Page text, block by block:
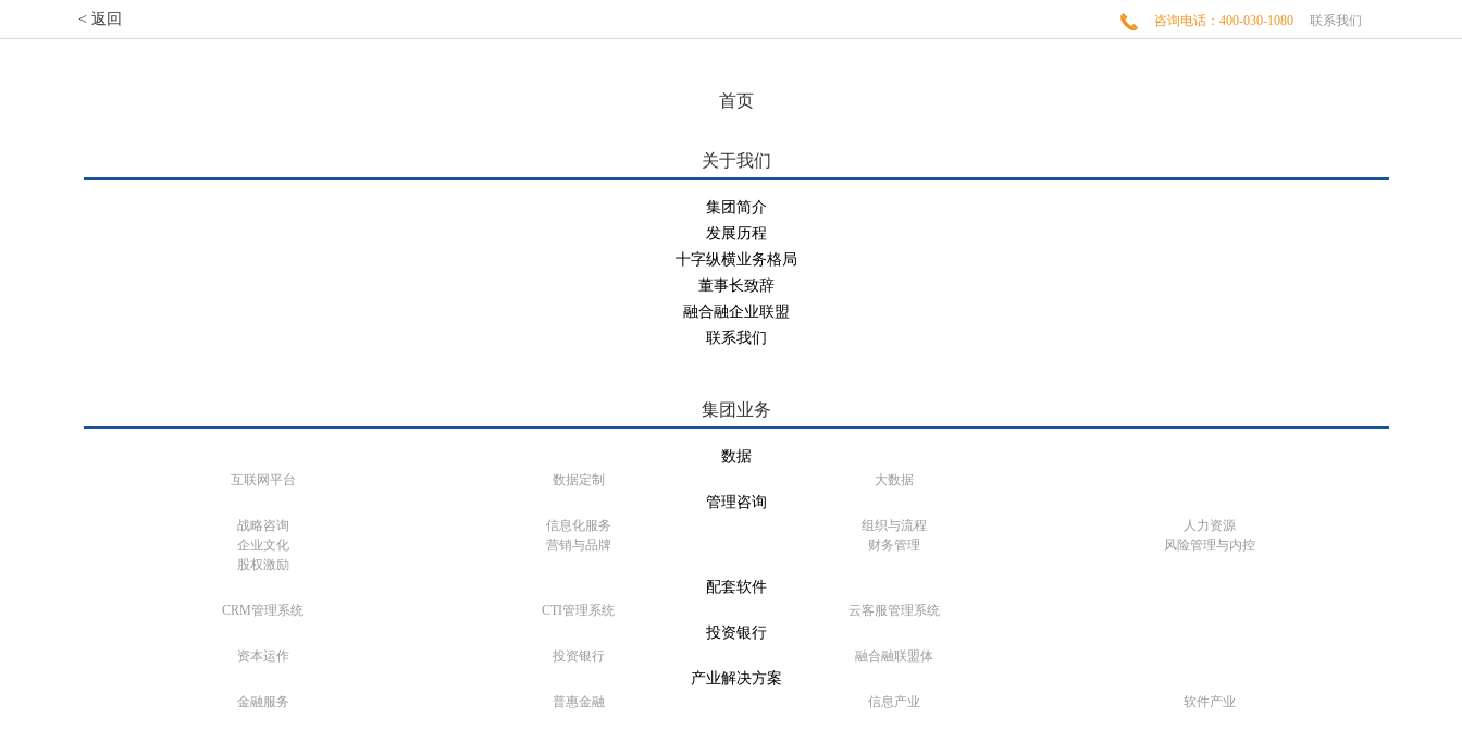
< 返回  咨询电话：400-030-1080 联系我们
首页
关于我们
集团简介
发展历程
十字纵横业务格局
董事长致辞
融合融企业联盟
联系我们
集团业务
数据
互联网平台 数据定制 大数据
管理咨询
战略咨询 信息化服务 组织与流程
人力资源
企业文化
营销与品牌 财务管理
风险管理与内控
股权激励
配套软件
CRM管理系统 CTI管理系统 云客服管理系统
投资银行
资本运作 投资银行 融合融联盟体
产业解决方案
金融服务 普惠金融 信息产业 软件产业